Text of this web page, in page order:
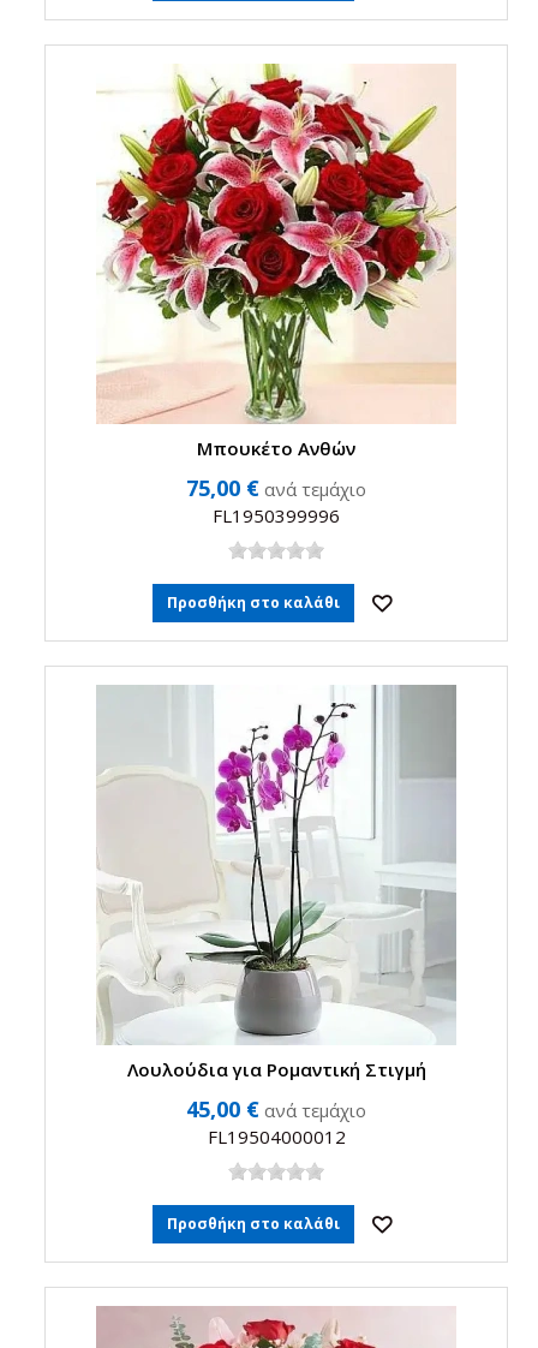
Μπουκέτο Ανθών
75,00 € ανά τεμάχιο
FL1950399996
Προσθήκη στο καλάθι
Λουλούδια για Ρομαντική Στιγμή
45,00 € ανά τεμάχιο
FL19504000012
Προσθήκη στο καλάθι